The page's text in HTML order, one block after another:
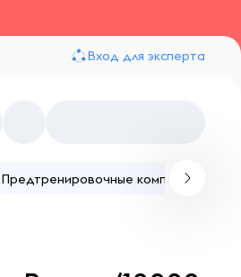
Вход для эксперта
Предтренировочные комплексы